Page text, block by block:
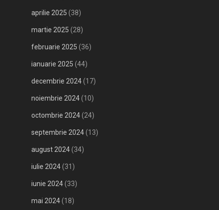
aprilie 2025 (38)
martie 2025 (28)
februarie 2025 (36)
ianuarie 2025 (44)
decembrie 2024(17)
noiembrie 2024(10)
octombrie 2024(24)
septembrie 2024(13)
august 2024(34)
iulie 2024(31)
iunie 2024(33)
mai 2024(18)